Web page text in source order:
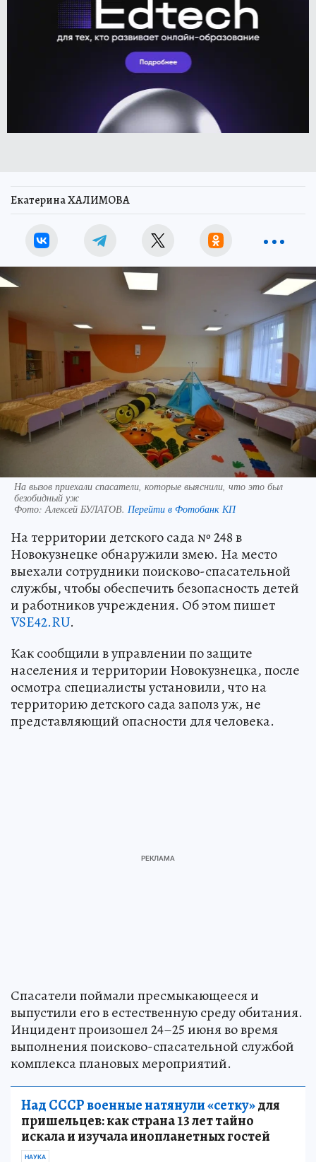
Екатерина ХАЛИМОВА
На вызов приехали спасатели, которые выяснили, что это был
безобидный уж
Фото:Алексей БУЛАТОВ. Перейти в Фотобанк КП
На территории детского сада № 248 в
Новокузнецке обнаружили змею. На место
выехали сотрудники поисково-спасательной
службы, чтобы обеспечить безопасность детей
и работников учреждения. Об этом пишет
VSE42.RU.
Как сообщили в управлении по защите
населения и территории Новокузнецка, после
осмотра специалисты установили, что на
территорию детского сада заполз уж, не
представляющий опасности для человека.
Спасатели поймали пресмыкающееся и
выпустили его в естественную среду обитания.
Инцидент произошел 24–25 июня во время
выполнения поисково-спасательной службой
комплекса плановых мероприятий.
Над СССР военные натянули «сетку»для
пришельцев: как страна 13 лет тайно
искала и изучала инопланетных гостей
НАУКА